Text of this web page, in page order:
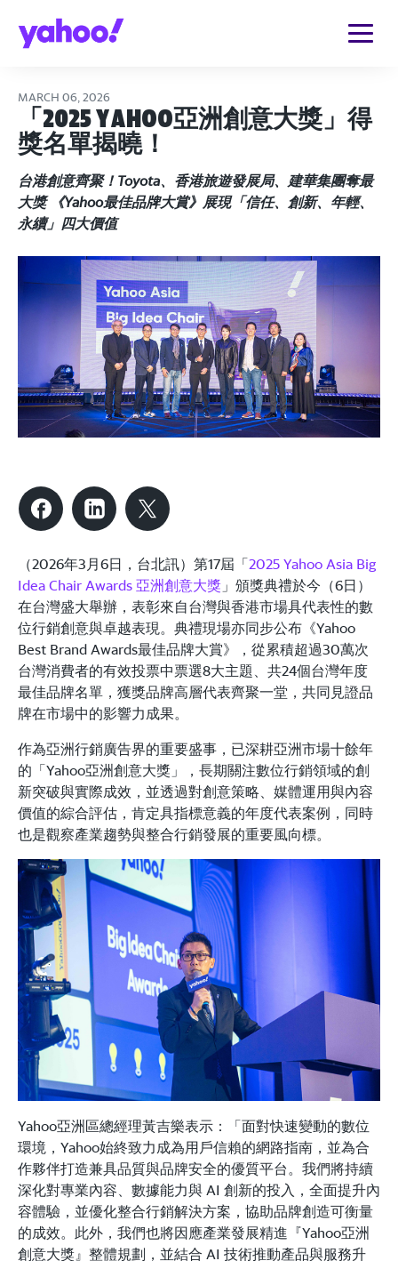
MARCH 06, 2026
「2025 Yahoo亞洲創意大獎」得
獎名單揭曉！
台港創意齊聚！Toyota、香港旅遊發展局、建華集團奪最
大獎 《Yahoo最佳品牌大賞》展現「信任、創新、年輕、
永續」四大價值
（2026年3月6日，台北訊）第17屆「2025 Yahoo Asia Big
Idea Chair Awards 亞洲創意大獎 」頒獎典禮於今（6日）
在台灣盛大舉辦，表彰來自台灣與香港市場具代表性的數
位行銷創意與卓越表現。典禮現場亦同步公布《Yahoo
Best Brand Awards最佳品牌大賞》，從累積超過30萬次
台灣消費者的有效投票中票選8大主題、共24個台灣年度
最佳品牌名單，獲獎品牌高層代表齊聚一堂，共同見證品
牌在市場中的影響力成果。
作為亞洲行銷廣告界的重要盛事，已深耕亞洲市場十餘年
的「Yahoo亞洲創意大獎」，長期關注數位行銷領域的創
新突破與實際成效，並透過對創意策略、媒體運用與內容
價值的綜合評估，肯定具指標意義的年度代表案例，同時
也是觀察產業趨勢與整合行銷發展的重要風向標。
Yahoo亞洲區總經理黃吉樂表示：「面對快速變動的數位
環境，Yahoo始終致力成為用戶信賴的網路指南，並為合
作夥伴打造兼具品質與品牌安全的優質平台。我們將持續
深化對專業內容、數據能力與 AI 創新的投入，全面提升內
容體驗，並優化整合行銷解決方案，協助品牌創造可衡量
的成效。此外，我們也將因應產業發展精進『Yahoo亞洲
創意大獎』整體規劃，並結合 AI 技術推動產品與服務升